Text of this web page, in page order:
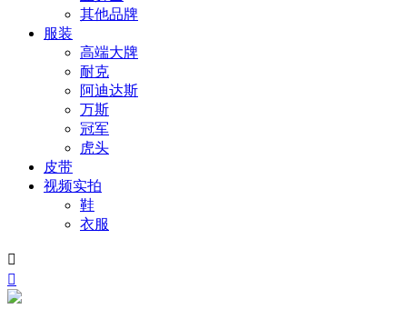
其他品牌
服装
高端大牌
耐克
阿迪达斯
万斯
冠军
虎头
皮带
视频实拍
鞋
衣服

